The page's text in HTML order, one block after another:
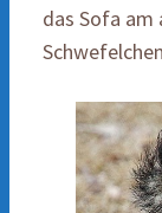
das Sofa am